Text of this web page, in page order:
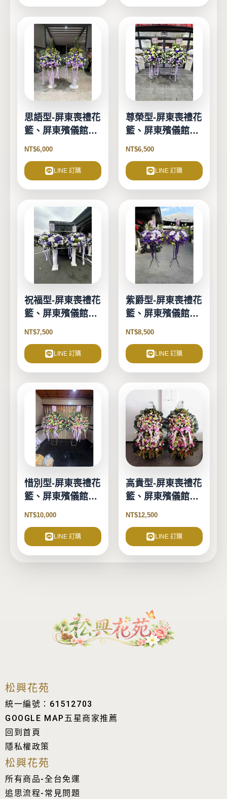
思語型-屏東喪禮花
籃、屏東殯儀館花
籃
NT$6,000
LINE 訂購
尊榮型-屏東喪禮花
籃、屏東殯儀館花
籃
NT$6,500
LINE 訂購
祝福型-屏東喪禮花
籃、屏東殯儀館花
籃
NT$7,500
LINE 訂購
紫爵型-屏東喪禮花
籃、屏東殯儀館花
籃
NT$8,500
LINE 訂購
惜別型-屏東喪禮花
籃、屏東殯儀館花
籃
NT$10,000
LINE 訂購
高貴型-屏東喪禮花
籃、屏東殯儀館花
籃
NT$12,500
LINE 訂購
松興花苑
統一編號：61512703
GOOGLE MAP五星商家推薦
回到首頁
隱私權政策
松興花苑
所有商品-全台免運
追思流程-常見問題